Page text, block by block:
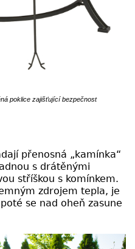
poklice zajišťující bezpečnost
přenosná „kamínka“
s drátěnými
stříškou s komínkem.
zdrojem tepla, je
se nad oheň zasune